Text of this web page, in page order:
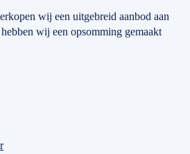
wij een uitgebreid aanbod aan
wij een opsomming gemaakt